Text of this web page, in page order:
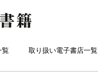
覧 取り扱い電子書店一覧